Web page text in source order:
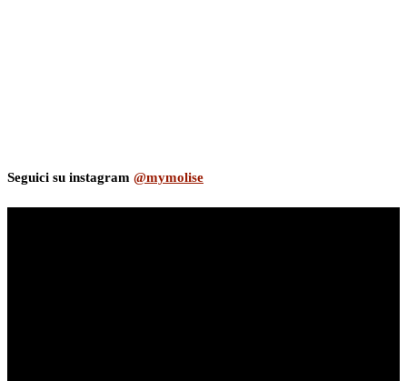
Seguici su instagram @mymolise